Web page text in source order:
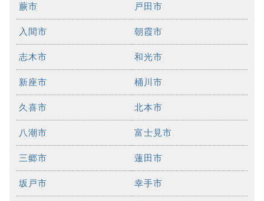
蕨市 戸田市
入間市 朝霞市
志木市 和光市
新座市 桶川市
久喜市 北本市
八潮市 富士見市
三郷市 蓮田市
坂戸市 幸手市